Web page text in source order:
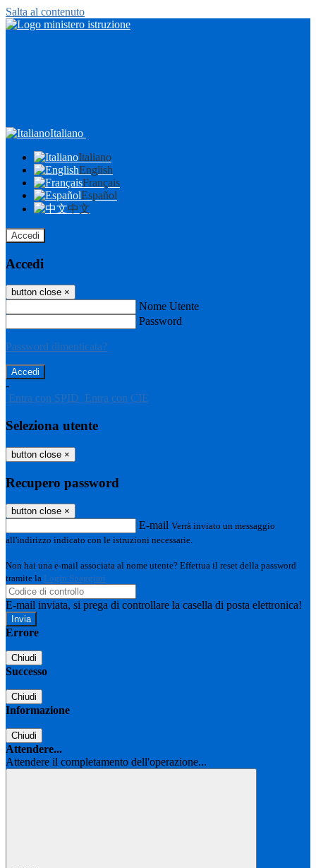
Salta al contenuto
Italiano
Italiano
English
Français
Español
中文
Accedi
Accedi
button close ×
Nome Utente
Password
Password dimenticata?
-
Entra con SPID Entra con CIE
Seleziona utente
button close ×
Recupero password
button close ×
E-mail Verrà inviato un messaggio
all'indirizzo indicato con le istruzioni necessarie.
Non hai una e-mail associata al nome utente? Effettua il reset della password
tramite la Login Spaggiari
E-mail inviata, si prega di controllare la casella di posta elettronica!
Errore
Chiudi
Successo
Chiudi
Informazione
Chiudi
Attendere...
Attendere il completamento dell'operazione...